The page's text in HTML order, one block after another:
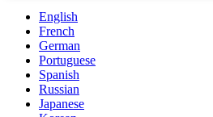
English
French
German
Portuguese
Spanish
Russian
Japanese